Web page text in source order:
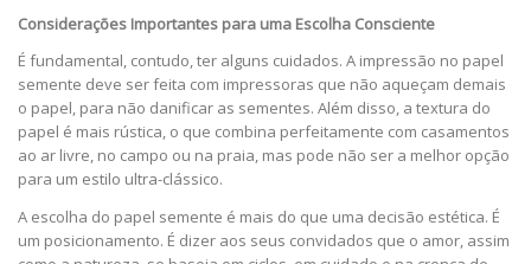
Considerações Importantes para uma Escolha Consciente
É fundamental, contudo, ter alguns cuidados. A impressão no papel
semente deve ser feita com impressoras que não aqueçam demais
o papel, para não danificar as sementes. Além disso, a textura do
papel é mais rústica, o que combina perfeitamente com casamentos
ao ar livre, no campo ou na praia, mas pode não ser a melhor opção
para um estilo ultra-clássico.
A escolha do papel semente é mais do que uma decisão estética. É
um posicionamento. É dizer aos seus convidados que o amor, assim